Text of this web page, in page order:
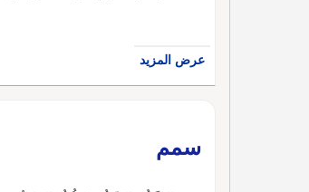
عرض المزيد
سمم